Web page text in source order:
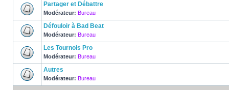
Partager et Débattre
Modérateur: Bureau
Défouloir à Bad Beat
Modérateur: Bureau
Les Tournois Pro
Modérateur: Bureau
Autres
Modérateur: Bureau